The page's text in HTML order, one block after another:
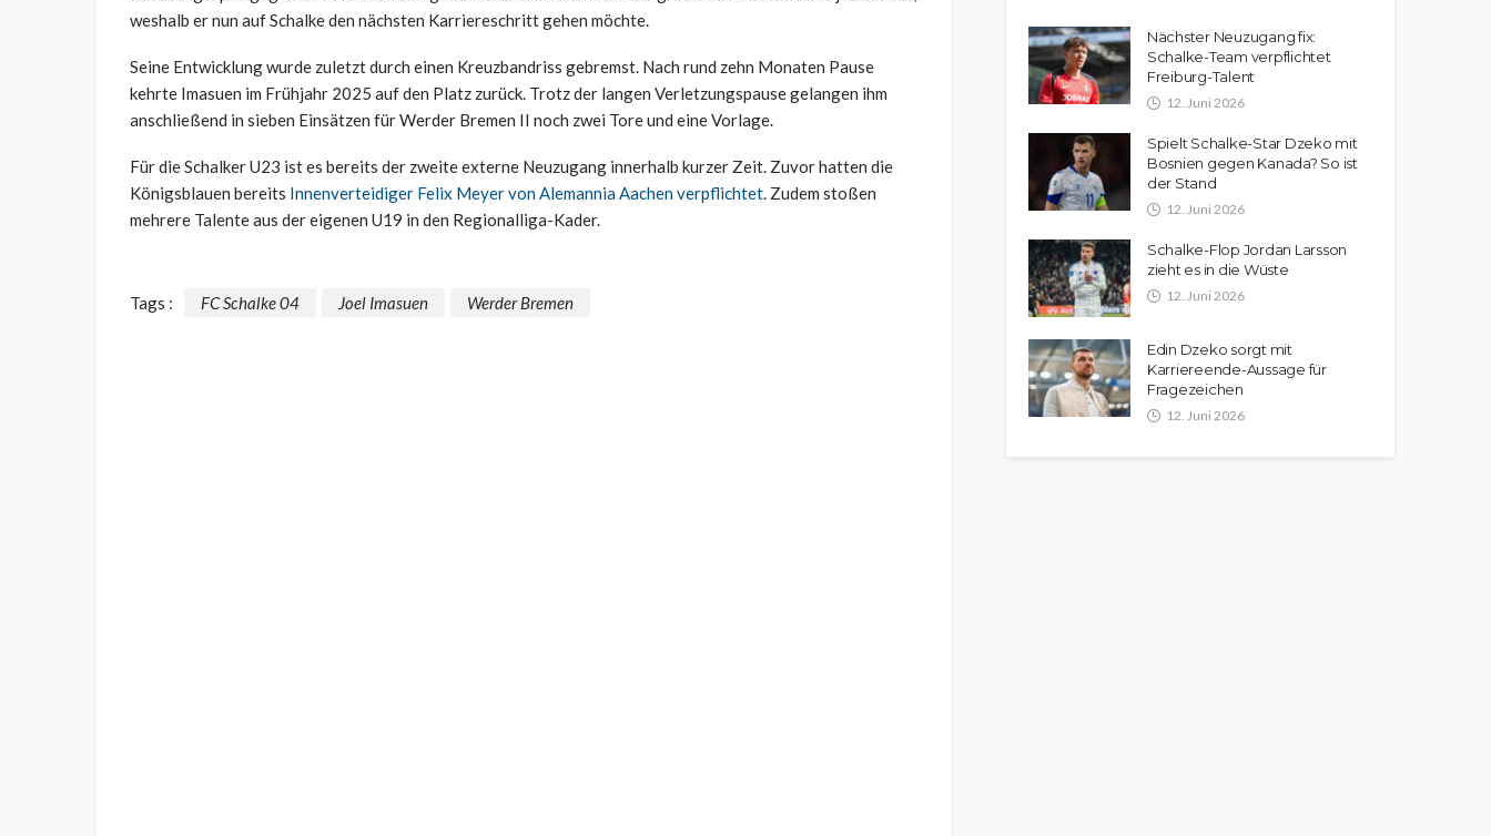
weshalb er nun auf Schalke den nächsten Karriereschritt gehen möchte.
Seine Entwicklung wurde zuletzt durch einen Kreuzbandriss gebremst. Nach rund zehn Monaten Pause
kehrte Imasuen im Frühjahr 2025 auf den Platz zurück. Trotz der langen Verletzungspause gelangen ihm
anschließend in sieben Einsätzen für Werder Bremen II noch zwei Tore und eine Vorlage.
Für die Schalker U23 ist es bereits der zweite externe Neuzugang innerhalb kurzer Zeit. Zuvor hatten die
Königsblauen bereits Innenverteidiger Felix Meyer von Alemannia Aachen verpflichtet. Zudem stoßen
mehrere Talente aus der eigenen U19 in den Regionalliga-Kader.
Tags : FC Schalke 04 Joel Imasuen Werder Bremen
Nächster Neuzugang fix:
Schalke-Team verpflichtet
Freiburg-Talent
12. Juni 2026
Spielt Schalke-Star Dzeko mit
Bosnien gegen Kanada? So ist
der Stand
12. Juni 2026
Schalke-Flop Jordan Larsson
zieht es in die Wüste
12. Juni 2026
Edin Dzeko sorgt mit
Karriereende-Aussage für
Fragezeichen
12. Juni 2026